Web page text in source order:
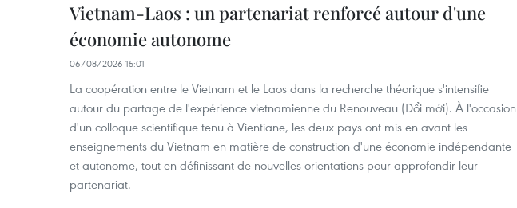
Vietnam-Laos : un partenariat renforcé autour d'une
économie autonome
06/08/2026 15:01
La coopération entre le Vietnam et le Laos dans la recherche théorique s'intensifie
autour du partage de l'expérience vietnamienne du Renouveau (Đổi mới). À l'occasion
d'un colloque scientifique tenu à Vientiane, les deux pays ont mis en avant les
enseignements du Vietnam en matière de construction d'une économie indépendante
et autonome, tout en définissant de nouvelles orientations pour approfondir leur
partenariat.